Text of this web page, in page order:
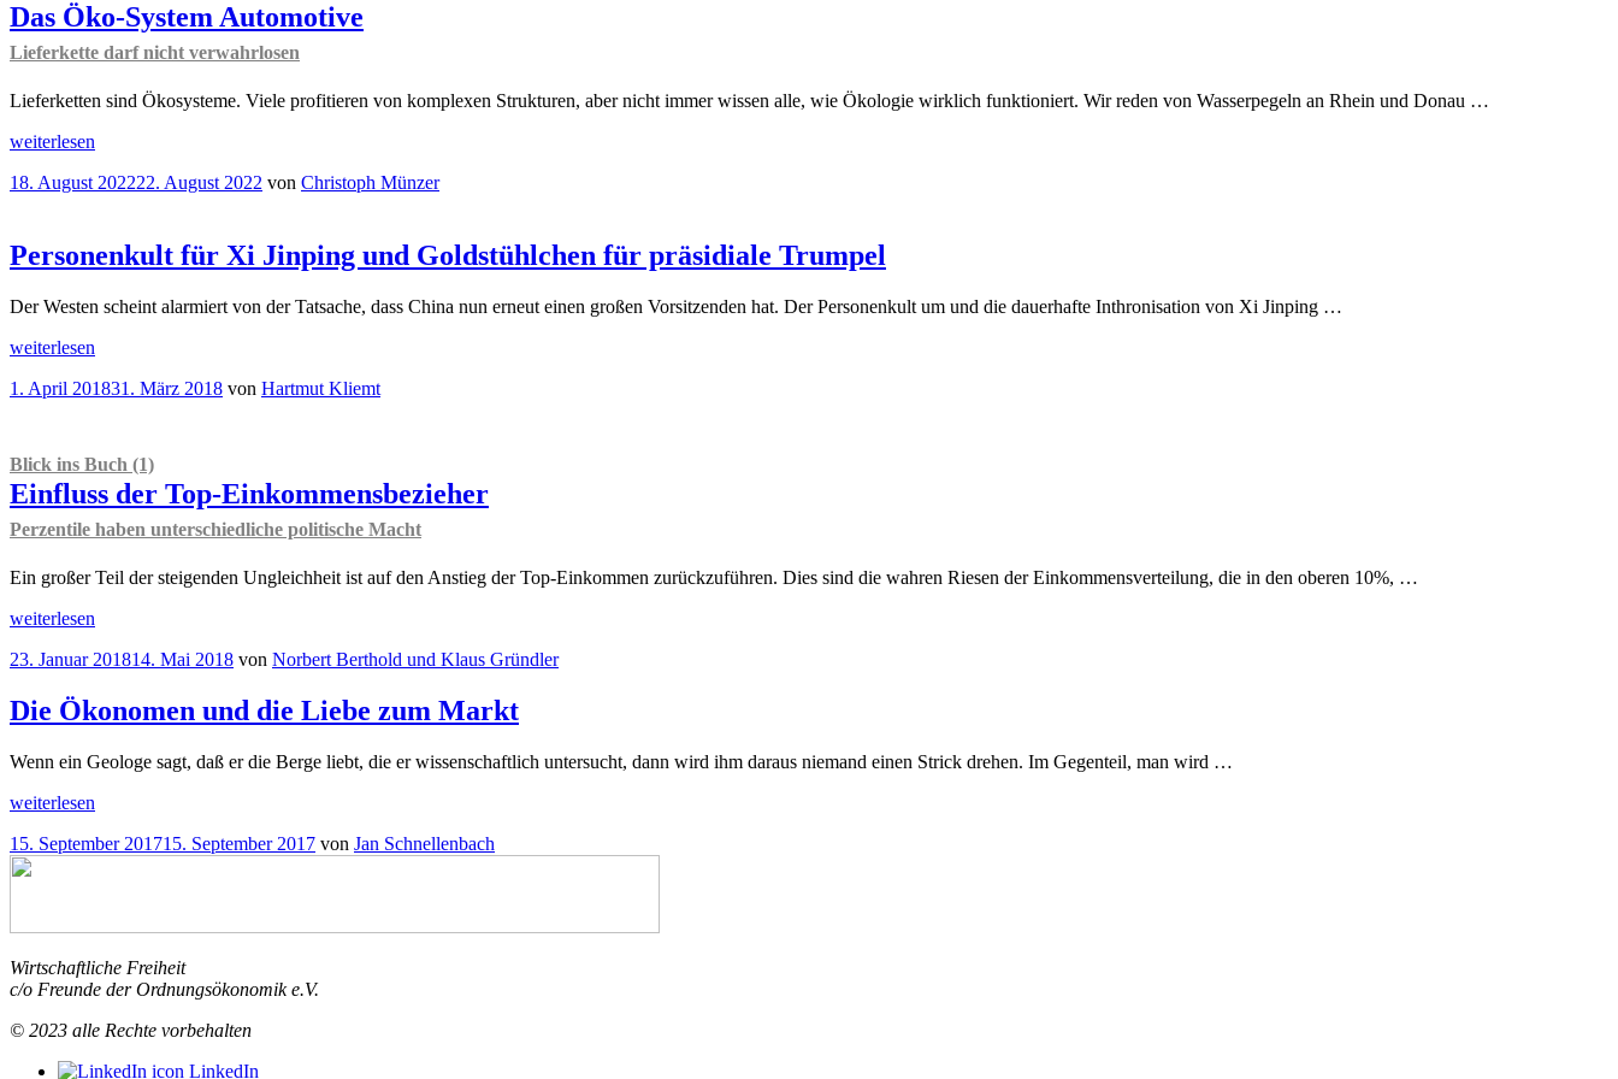
Das Öko-System Automotive
Lieferkette darf nicht verwahrlosen
Lieferketten sind Ökosysteme. Viele profitieren von komplexen Strukturen, aber nicht immer wissen alle, wie Ökologie wirklich funktioniert. Wir reden von Wasserpegeln an Rhein und Donau …
„Gastbeitrag
Öko-
Lieferkette
darf
verwahrlosen
weiterlesen
Veröffentlicht
18. August 202222. August 2022 von Christoph Münzer
Personenkult für Xi Jinping und Goldstühlchen für präsidiale Trumpel
Der Westen scheint alarmiert von der Tatsache, dass China nun erneut einen großen Vorsitzenden hat. Der Personenkult um und die dauerhafte Inthronisation von Xi Jinping …
„Personenkult
Xi
Goldstühlchen
für
präsidiale
Trumpel“
weiterlesen
Veröffentlicht
1. April 201831. März 2018 von Hartmut Kliemt
Blick ins Buch (1)
Einfluss der Top-Einkommensbezieher
Perzentile haben unterschiedliche politische Macht
Ein großer Teil der steigenden Ungleichheit ist auf den Anstieg der Top-Einkommen zurückzuführen. Dies sind die wahren Riesen der Einkommensverteilung, die in den oberen 10%, …
„Blick
Buch
Einfluss
der
Einkommensbezieher
haben
unterschiedliche
politische
Macht
weiterlesen
Veröffentlicht
23. Januar 201814. Mai 2018 von Norbert Berthold und Klaus Gründler
Die Ökonomen und die Liebe zum Markt
Wenn ein Geologe sagt, daß er die Berge liebt, die er wissenschaftlich untersucht, dann wird ihm daraus niemand einen Strick drehen. Im Gegenteil, man wird …
„Die
und
die
Markt“
weiterlesen
Veröffentlicht
am
15. September 201715. September 2017 von Jan Schnellenbach
Wirtschaftliche Freiheit
c/o Freunde der Ordnungsökonomik e.V.
© 2023 alle Rechte vorbehalten
LinkedIn